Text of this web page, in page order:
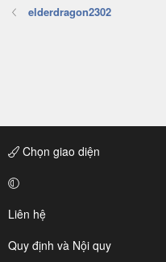
elderdragon2302
Chọn giao diện
Liên hệ
Quy định và Nội quy